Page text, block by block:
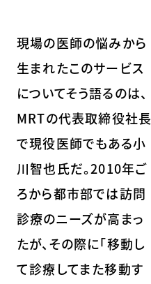
現場の医師の悩みから
生まれたこのサービス
についてそう語るのは、
MRTの代表取締役社長
で現役医師でもある小
川智也氏だ。2010年ご
ろから都市部では訪問
診療のニーズが高まっ
たが、その際に「移動し
て診療してまた移動す